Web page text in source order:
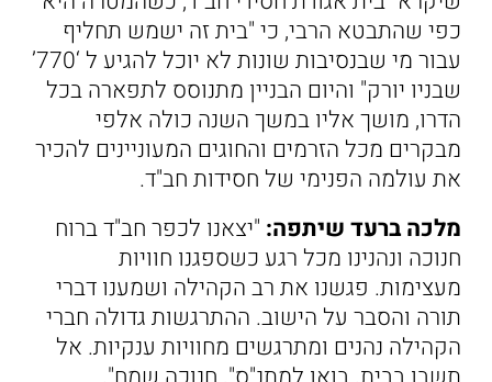
כפי שהתבטא הרבי, כי "בית זה ישמש תחליף
עבור מי שבנסיבות שונות לא יוכל להגיע ל ‘770’
שבניו יורק" והיום הבניין מתנוסס לתפארה בכל
הדרו, מושך אליו במשך השנה כולה אלפי
מבקרים מכל הזרמים והחוגים המעוניינים להכיר
את עולמה הפנימי של חסידות חב"ד.
מלכה ברעד שיתפה: "יצאנו לכפר חב"ד ברוח
חנוכה ונהנינו מכל רגע כשספגנו חוויות
מעצימות. פגשנו את רב הקהילה ושמענו דברי
תורה והסבר על הישוב. ההתרגשות גדולה חברי
הקהילה נהנים ומתרגשים מחוויות ענקיות. אל